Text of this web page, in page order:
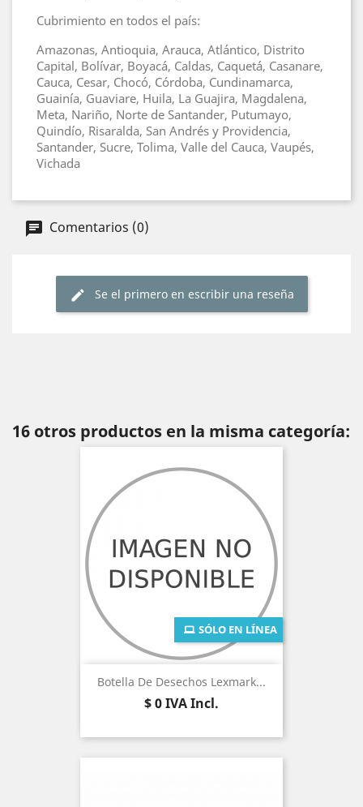
Cubrimiento en todos el país:
Amazonas, Antioquia, Arauca, Atlántico, Distrito
Capital, Bolívar, Boyacá, Caldas, Caquetá, Casanare,
Cauca, Cesar, Chocó, Córdoba, Cundinamarca,
Guainía, Guaviare, Huila, La Guajira, Magdalena,
Meta, Nariño, Norte de Santander, Putumayo,
Quindío, Risaralda, San Andrés y Providencia,
Santander, Sucre, Tolima, Valle del Cauca, Vaupés,
Vichada
Comentarios (0)
Se el primero en escribir una reseña
16 otros productos en la misma categoría:
Botella De Desechos Lexmark...
Precio
$ 0IVA Incl.
SÓLO EN LÍNEA